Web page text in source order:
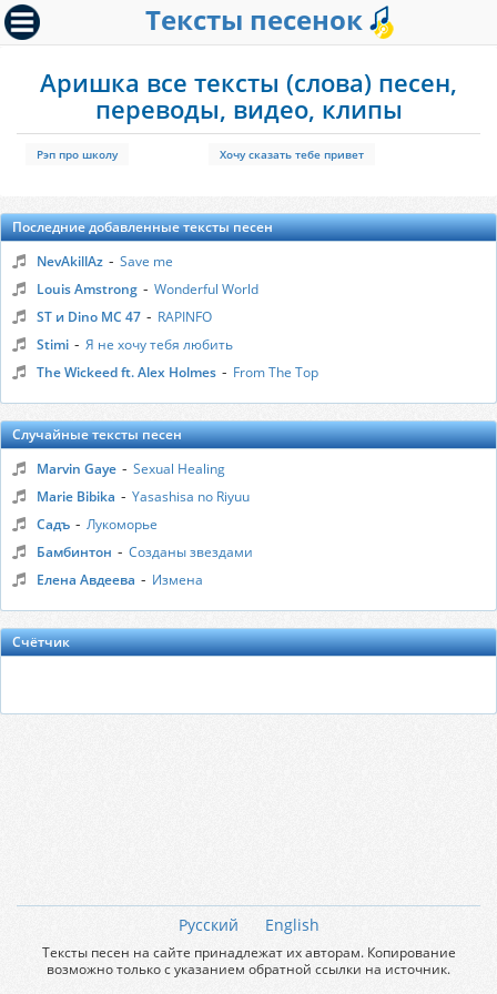
Тексты песенок
Аришка все тексты (слова) песен,
переводы, видео, клипы
Рэп про школу Хочу сказать тебе привет
Последние добавленные тексты песен
NevAkillAz - Save me
Louis Amstrong - Wonderful World
ST и Dino MC 47 - RAPINFO
Stimi - Я не хочу тебя любить
The Wickeed ft. Alex Holmes - From The Top
Случайные тексты песен
Marvin Gaye - Sexual Healing
Marie Bibika - Yasashisa no Riyuu
Садъ - Лукоморье
Бамбинтон - Созданы звездами
Елена Авдеева - Измена
Счётчик
Русский English
Тексты песен на сайте принадлежат их авторам. Копирование
возможно только с указанием обратной ссылки на источник.